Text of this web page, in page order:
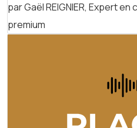
par Gaël REIGNIER, Expert
premium